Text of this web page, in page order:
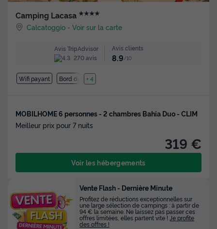
Camping Lacasa ★★★★
Calcatoggio -Voir sur la carte
Avis TripAdvisor
270 avis
Avis clients
8.9/10
Wifi payant Bord de mer
+ 4
MOBILHOME 6 personnes - 2 chambres Bahia Duo - CLIM
Meilleur prix pour 7 nuits
319 €
Voir les hébergements
Vente Flash - Dernière Minute
Profitez de réductions exceptionnelles sur
une large sélection de campings : à partir de
94 € la semaine. Ne laissez pas passer ces
offres limitées, elles partent vite ! Je profite
des offres !